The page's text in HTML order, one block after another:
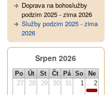
Doprava na bohoslužby
podzim 2025 - zima 2026
Služby podzim 2025 - zima
2026
Srpen 2026
Po Út St Čt Pá So
Ne
27
28 29 30 31 1 2